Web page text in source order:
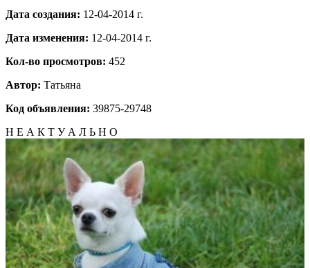
Дата создания: 12-04-2014 г.
Дата изменения: 12-04-2014 г.
Кол-во просмотров: 452
Автор: Татьяна
Код объявления: 39875-29748
Н Е А К Т У А Л Ь Н О